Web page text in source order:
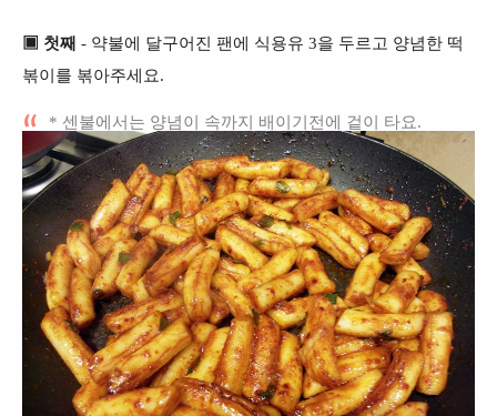
▣ 첫째 - 약불에 달구어진 팬에 식용유 3을 두르고 양념한 떡
볶이를 볶아주세요.
* 센불에서는 양념이 속까지 배이기전에 겉이 타요.